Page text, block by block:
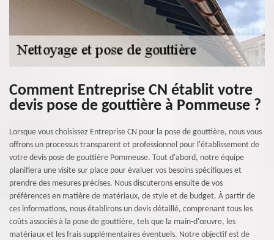
Comment Entreprise CN établit votre
devis pose de gouttière à Pommeuse ?
Lorsque vous choisissez Entreprise CN pour la pose de gouttière, nous vous
offrons un processus transparent et professionnel pour l'établissement de
votre devis pose de gouttière Pommeuse. Tout d'abord, notre équipe
planifiera une visite sur place pour évaluer vos besoins spécifiques et
prendre des mesures précises. Nous discuterons ensuite de vos
préférences en matière de matériaux, de style et de budget. À partir de
ces informations, nous établirons un devis détaillé, comprenant tous les
coûts associés à la pose de gouttière, tels que la main-d'œuvre, les
matériaux et les frais supplémentaires éventuels. Notre objectif est de